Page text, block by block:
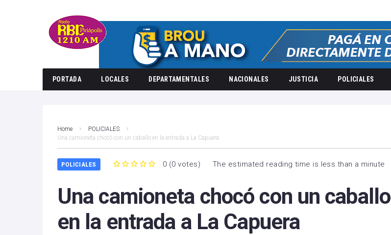
PORTADA LOCALES DEPARTAMENTALES NACIONALES JUSTICIA POLICIALES
Home
POLICIALES
Una camioneta chocó con un caballo en la entrada a La Capuera
POLICIALES 0 (0 votes) The estimated reading time is less than a minute
Una camioneta chocó con un caballo
en la entrada a La Capuera